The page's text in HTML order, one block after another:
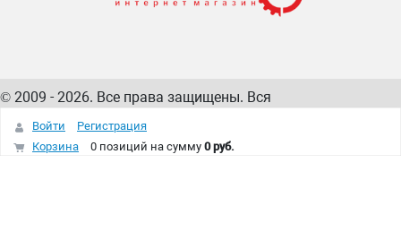
© 2009 - 2026. Все права защищены. Вся
информация на сайте – собственность
интернет-магазина
Войти
Регистрация
Корзина
0 позиций на сумму 0 руб.